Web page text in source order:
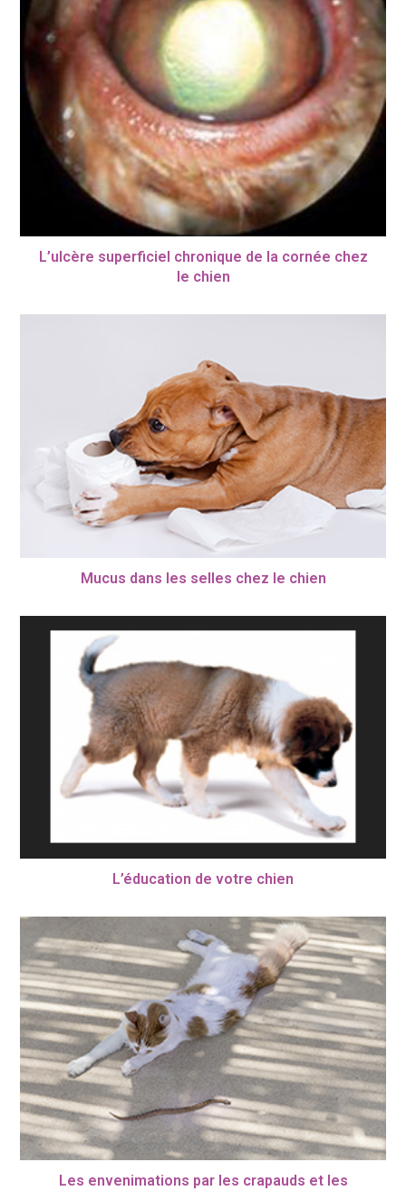
L’ulcère superficiel chronique de la cornée chez
le chien
Mucus dans les selles chez le chien
L’éducation de votre chien
Les envenimations par les crapauds et les